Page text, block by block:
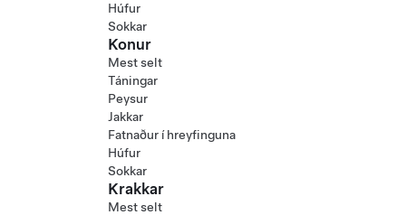
Húfur
Sokkar
Konur
Mest selt
Táningar
Peysur
Jakkar
Fatnaður í hreyfinguna
Húfur
Sokkar
Krakkar
Mest selt